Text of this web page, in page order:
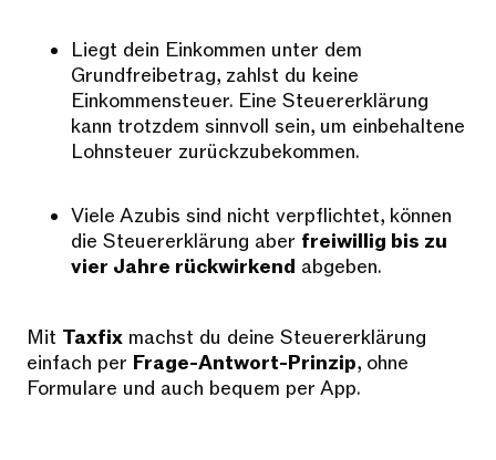
Liegt dein Einkommen unter dem
Grundfreibetrag, zahlst du keine
Einkommensteuer. Eine Steuererklärung
kann trotzdem sinnvoll sein, um einbehaltene
Lohnsteuer zurückzubekommen.
Viele Azubis sind nicht verpflichtet, können
die Steuererklärung aber freiwillig bis zu
vier Jahre rückwirkend abgeben.
Mit Taxfix machst du deine Steuererklärung
einfach per Frage-Antwort-Prinzip, ohne
Formulare und auch bequem per App.